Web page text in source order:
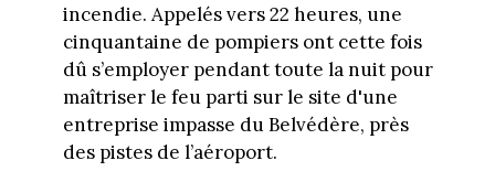
incendie. Appelés vers 22 heures, une
cinquantaine de pompiers ont cette fois
dû s’employer pendant toute la nuit pour
maîtriser le feu parti sur le site d'une
entreprise impasse du Belvédère, près
des pistes de l’aéroport.